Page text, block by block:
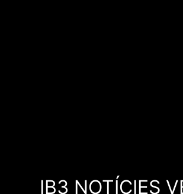
IB3 NOTÍCIES